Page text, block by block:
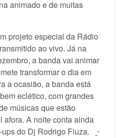
animado e de muitas
projeto especial da Rádio
ao vivo. Já na
a banda vai animar
transformar o dia em
a ocasião, a banda está
eclético, com grandes
músicas que estão
afora. A noite conta ainda
do Dj Rodrigo Fiuza.